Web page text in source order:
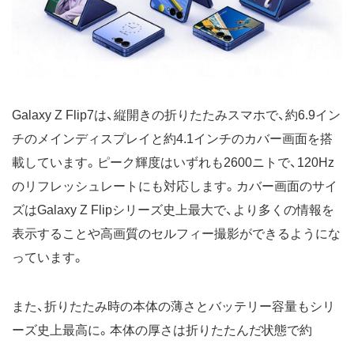
Galaxy Z Flip7は、縦開きの折りたたみスマホで、約6.9イン
チのメインディスプレイと約4.1インチのカバー画面を搭
載しています。ピーク輝度はいずれも2600ニトで、120Hz
のリフレッシュレートにも対応します。カバー画面のサイ
ズはGalaxy Z Flipシリーズ史上最大で、より多くの情報を
表示することや高画質のセルフィー撮影ができるようにな
っています。
また、折りたたみ時の本体の薄さとバッテリー容量もシリ
ーズ史上最高に。本体の厚さは折りたたんだ状態で約